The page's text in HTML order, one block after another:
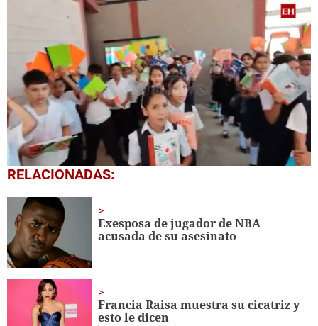
0
seconds
minute,
56
seconds
RELACIONADAS:
Exesposa de jugador de NBA
acusada de su asesinato
Francia Raisa muestra su cicatriz y
esto le dicen